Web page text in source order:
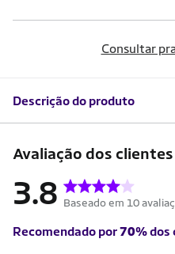
Consultar
Descrição do produto
Avaliação dos clientes
3.8 Baseado em 10
Recomendado por70%dos